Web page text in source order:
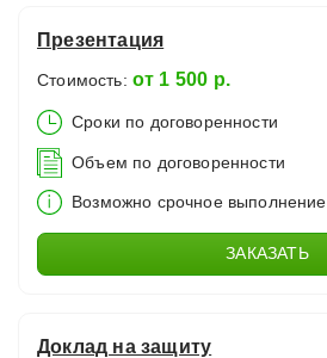
Презентация
Стоимость: от 1 500 р.
Сроки по договоренности
Объем по договоренности
Возможно срочное выполнение
ЗАКАЗАТЬ
Доклад на защиту